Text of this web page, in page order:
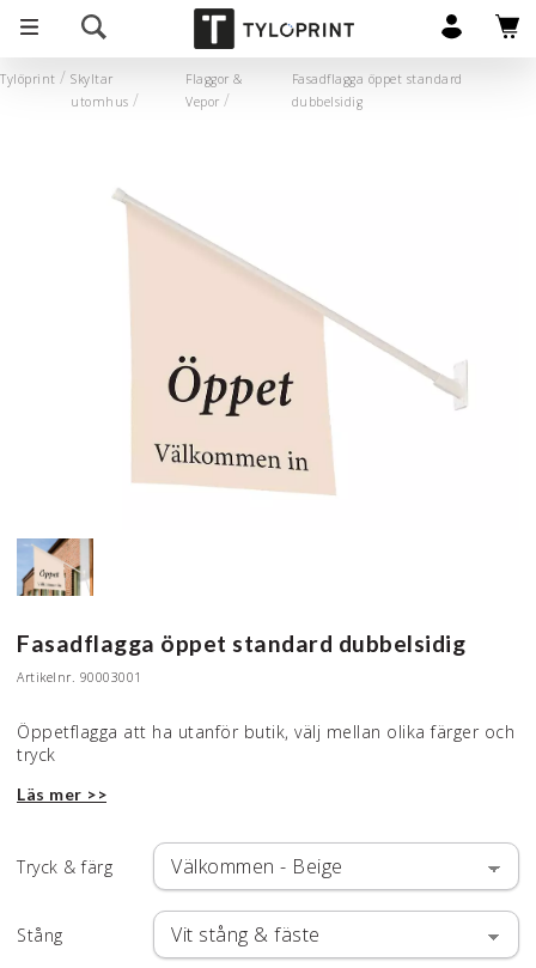
Tylöprint
Skyltar
utomhus
Flaggor &
Vepor
Fasadflagga öppet standard
dubbelsidig
Fasadflagga öppet standard dubbelsidig
Artikelnr. 90003001
Öppetflagga att ha utanför butik, välj mellan olika färger och
tryck
Läs mer >>
Tryck & färg
Stång